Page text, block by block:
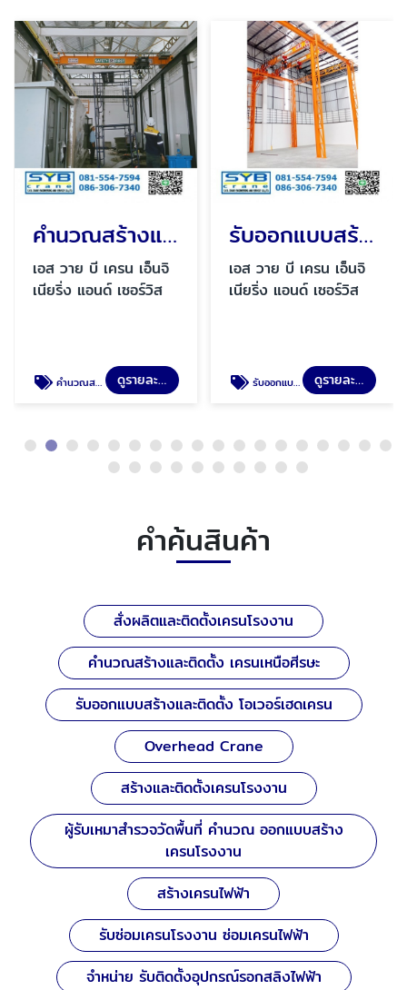
คำนวณสร้างและติดตั้ง เครนเหนือศีรษะ
เอส วาย บี เครน เอ็นจิ
เนียริ่ง แอนด์ เซอร์วิส
คำนวณสร้างและติดตั้ง เครนเหนือศีรษะ ดูรายละเอียด
รับออกแบบสร้างและติดตั้ง โอเวอร์เฮดเครน
เอส วาย บี เครน เอ็นจิ
เนียริ่ง แอนด์ เซอร์วิส
รับออกแบบสร้างและติดตั้ง โอเวอร์เฮดเครน ดูรายละเอียด
คำค้นสินค้า
สั่งผลิตและติดตั้งเครนโรงงาน
คำนวณสร้างและติดตั้ง เครนเหนือศีรษะ
รับออกแบบสร้างและติดตั้ง โอเวอร์เฮดเครน
Overhead Crane
สร้างและติดตั้งเครนโรงงาน
ผู้รับเหมาสำรวจวัดพื้นที่ คำนวณ ออกแบบสร้าง
เครนโรงงาน
สร้างเครนไฟฟ้า
รับซ่อมเครนโรงงาน ซ่อมเครนไฟฟ้า
จำหน่าย รับติดตั้งอุปกรณ์รอกสลิงไฟฟ้า